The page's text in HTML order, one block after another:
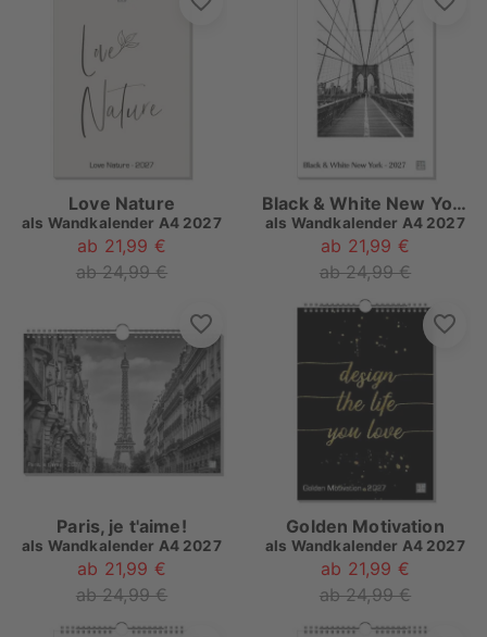
Love Nature
als Wandkalender A4 2027
ab 21,99 €
ab 24,99 €
Black & White New York
als Wandkalender A4 2027
ab 21,99 €
ab 24,99 €
Paris, je t'aime!
als Wandkalender A4 2027
ab 21,99 €
ab 24,99 €
Golden Motivation
als Wandkalender A4 2027
ab 21,99 €
ab 24,99 €